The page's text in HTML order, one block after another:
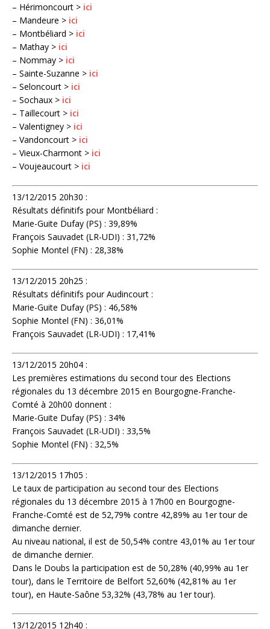
– Hérimoncourt > ici
– Mandeure > ici
– Montbéliard > ici
– Mathay > ici
– Nommay > ici
– Sainte-Suzanne > ici
– Seloncourt > ici
– Sochaux > ici
– Taillecourt > ici
– Valentigney > ici
– Vandoncourt > ici
– Vieux-Charmont > ici
– Voujeaucourt > ici
13/12/2015 20h30 :
Résultats définitifs pour Montbéliard :
Marie-Guite Dufay (PS) : 39,89%
François Sauvadet (LR-UDI) : 31,72%
Sophie Montel (FN) : 28,38%
13/12/2015 20h25 :
Résultats définitifs pour Audincourt :
Marie-Guite Dufay (PS) : 46,58%
Sophie Montel (FN) : 36,01%
François Sauvadet (LR-UDI) : 17,41%
13/12/2015 20h04 :
Les premières estimations du second tour des Elections
régionales du 13 décembre 2015 en Bourgogne-Franche-
Comté à 20h00 donnent :
Marie-Guite Dufay (PS) : 34%
François Sauvadet (LR-UDI) : 33,5%
Sophie Montel (FN) : 32,5%
13/12/2015 17h05 :
Le taux de participation au second tour des Elections
régionales du 13 décembre 2015 à 17h00 en Bourgogne-
Franche-Comté est de 52,79% contre 42,89% au 1er tour de
dimanche dernier.
Au niveau national, il est de 50,54% contre 43,01% au 1er tour
de dimanche dernier.
Dans le Doubs la participation est de 50,28% (40,99% au 1er
tour), dans le Territoire de Belfort 52,60% (42,81% au 1er
tour), en Haute-Saône 53,32% (43,78% au 1er tour).
13/12/2015 12h40 :